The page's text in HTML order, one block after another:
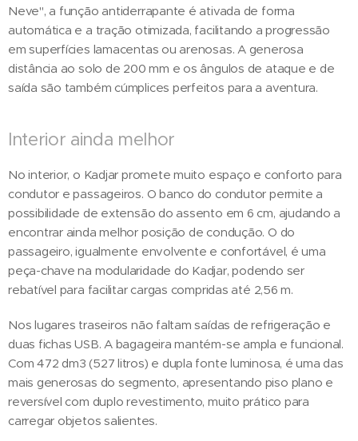
Neve", a função antiderrapante é ativada de forma
automática e a tração otimizada, facilitando a progressão
em superfícies lamacentas ou arenosas. A generosa
distância ao solo de 200 mm e os ângulos de ataque e de
saída são também cúmplices perfeitos para a aventura.
Interior ainda melhor
No interior, o Kadjar promete muito espaço e conforto para
condutor e passageiros. O banco do condutor permite a
possibilidade de extensão do assento em 6 cm, ajudando a
encontrar ainda melhor posição de condução. O do
passageiro, igualmente envolvente e confortável, é uma
peça-chave na modularidade do Kadjar, podendo ser
rebatível para facilitar cargas compridas até 2,56 m.
Nos lugares traseiros não faltam saídas de refrigeração e
duas fichas USB. A bagageira mantém-se ampla e funcional.
Com 472 dm3 (527 litros) e dupla fonte luminosa, é uma das
mais generosas do segmento, apresentando piso plano e
reversível com duplo revestimento, muito prático para
carregar objetos salientes.